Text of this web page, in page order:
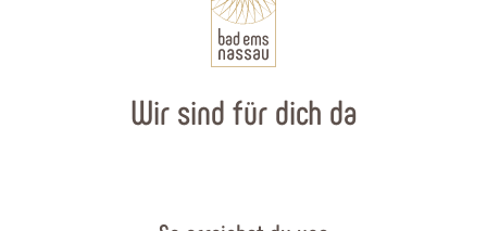
Wir sind für dich da